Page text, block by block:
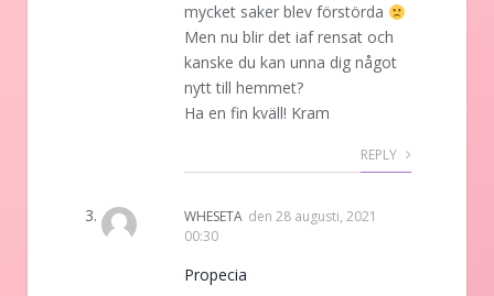
mycket saker blev förstörda
Men nu blir det iaf rensat och
kanske du kan unna dig något
nytt till hemmet?
Ha en fin kväll! Kram
REPLY
WHESETA den 28 augusti, 2021
00:30
Propecia